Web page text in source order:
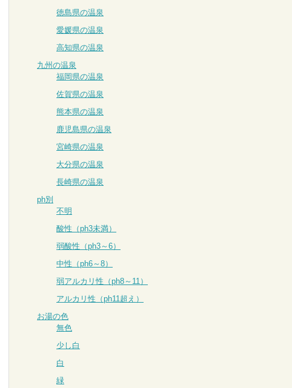
徳島県の温泉
愛媛県の温泉
高知県の温泉
九州の温泉
福岡県の温泉
佐賀県の温泉
熊本県の温泉
鹿児島県の温泉
宮崎県の温泉
大分県の温泉
長崎県の温泉
ph別
不明
酸性（ph3未満）
弱酸性（ph3～6）
中性（ph6～8）
弱アルカリ性（ph8～11）
アルカリ性（ph11超え）
お湯の色
無色
少し白
白
緑